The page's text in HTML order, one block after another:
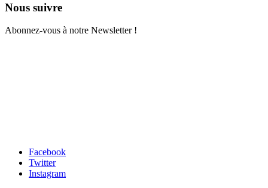
Nous suivre
Abonnez-vous à notre Newsletter !
Facebook
Twitter
Instagram